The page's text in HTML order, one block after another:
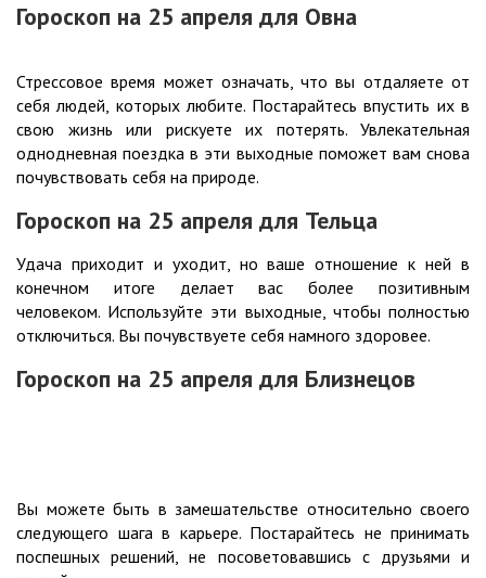
Гороскоп на 25 апреля для Овна
Стрессовое время может означать, что вы отдаляете от
себя людей, которых любите. Постарайтесь впустить их в
свою жизнь или рискуете их потерять. Увлекательная
однодневная поездка в эти выходные поможет вам снова
почувствовать себя на природе.
Гороскоп на 25 апреля для Тельца
Удача приходит и уходит, но ваше отношение к ней в
конечном итоге делает вас более позитивным
человеком. Используйте эти выходные, чтобы полностью
отключиться. Вы почувствуете себя намного здоровее.
Гороскоп на 25 апреля для Близнецов
Вы можете быть в замешательстве относительно своего
следующего шага в карьере. Постарайтесь не принимать
поспешных решений, не посоветовавшись с друзьями и